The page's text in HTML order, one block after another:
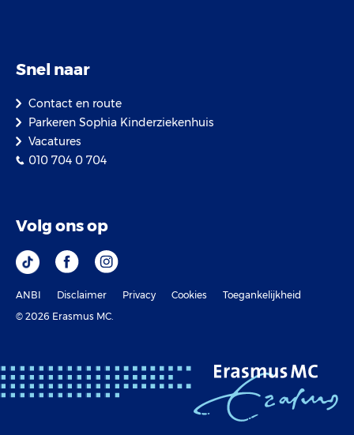
Snel naar
Contact en route
Parkeren Sophia Kinderziekenhuis
Vacatures
010 704 0 704
Volg ons op
ANBI Disclaimer Privacy Cookies
Toegankelijkheid
© 2026 Erasmus MC.